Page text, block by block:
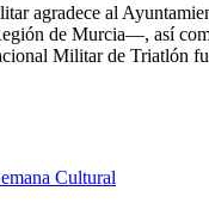
agradece al
de Murcia—, así
Militar de Triatlón
Cultural